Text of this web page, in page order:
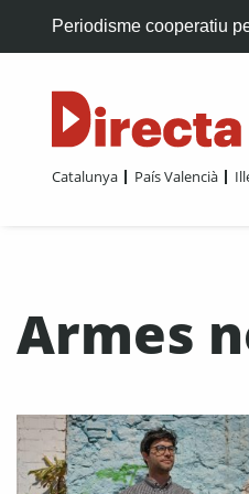
Periodisme cooperatiu
Catalunya País Valencià
Armes